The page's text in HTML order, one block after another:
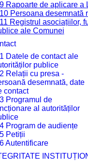
Rapoarte de aplicare a
Persoana desemnată
Registrul asociațiilor,
ale Comunei
Datele de contact ale
publice
Relații cu presa -
desemnată, date
contact
Programul de
al autorităților
Program de audiențe
Petiții
Autentificare